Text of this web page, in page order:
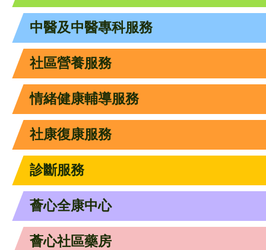
中醫及中醫專科服務
社區營養服務
情緒健康輔導服務
社康復康服務
診斷服務
薈心全康中心
薈心社區藥房